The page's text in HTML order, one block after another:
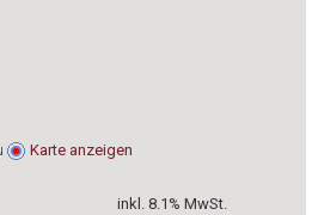
Karte anzeigen
inkl. 8.1% MwSt.